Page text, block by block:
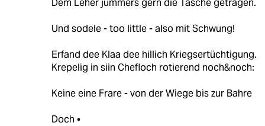
Dem Leher jümmers gern die Tasche getragen.
Und sodele - too little - also mit Schwung!
Erfand dee Klaa dee hillich Kriegsertüchtigung.
Krepelig in siin Chefloch rotierend noch&noch:
Keine eine Frare - von der Wiege bis zur Bahre
Doch •